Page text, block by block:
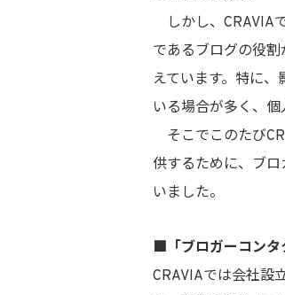
しかし、CRAVIA
であるブログの役
えています。特に
いる場合が多く、個
そこでこのたび
供するために、ブ
いました。
■「ブロガーコンタ
CRAVIAでは会社設